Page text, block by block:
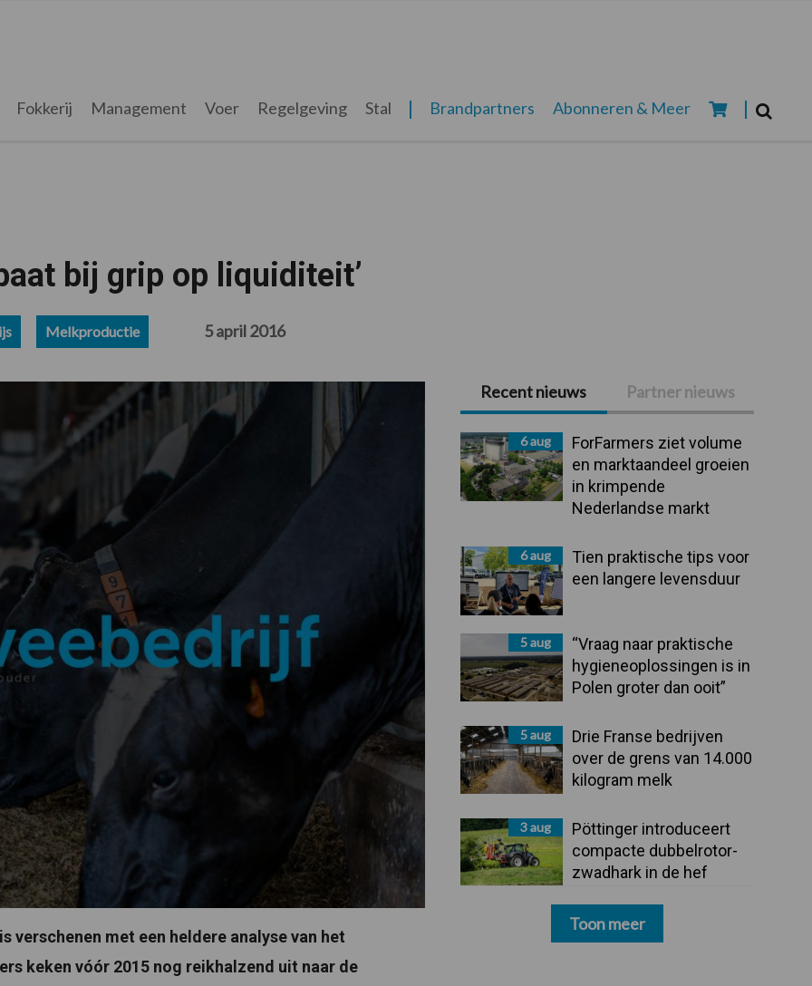
Fokkerij Management Voer Regelgeving Stal Brandpartners Abonneren & Meer
bij grip op liquiditeit’
Melkproductie 5 april 2016
verschenen met een heldere analyse van het
keken vóór 2015 nog reikhalzend uit naar de
Primaire
Sidebar
Recent nieuws Partner nieuws
6 aug
ForFarmers ziet volume
en marktaandeel groeien
in krimpende
Nederlandse markt
6 aug
Tien praktische tips voor
een langere levensduur
5 aug
“Vraag naar praktische
hygieneoplossingen is in
Polen groter dan ooit”
5 aug
Drie Franse bedrijven
over de grens van 14.000
kilogram melk
3 aug
Pöttinger introduceert
compacte dubbelrotor-
zwadhark in de hef
Toon meer